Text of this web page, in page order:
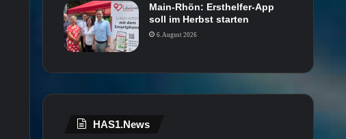
Main-Rhön: Ersthelfer-App
soll im Herbst starten
6. August 2026
HAS1.News